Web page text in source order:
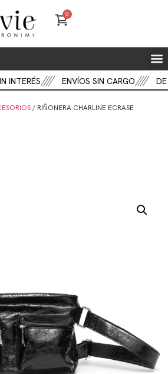
0
INTERÉS ENVÍOS SIN CARGO
/ RIÑONERA CHARLINE ECRASE